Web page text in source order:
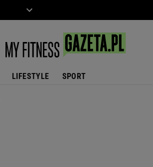
LIFESTYLE SPORT